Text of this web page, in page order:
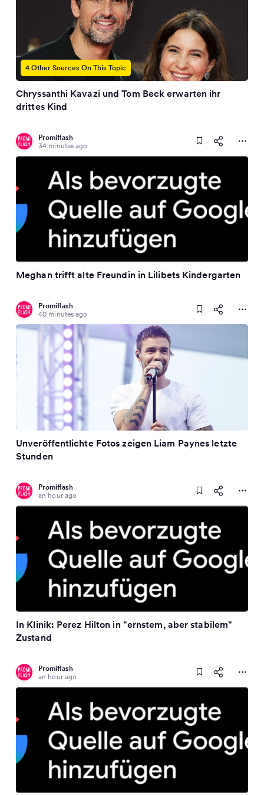
4 Other Sources On This Topic
Chryssanthi Kavazi und Tom Beck erwarten ihr
drittes Kind
Promiflash
34 minutes ago
Meghan trifft alte Freundin in Lilibets Kindergarten
Promiflash
40 minutes ago
Unveröffentlichte Fotos zeigen Liam Paynes letzte
Stunden
Promiflash
an hour ago
In Klinik: Perez Hilton in "ernstem, aber stabilem"
Zustand
Promiflash
an hour ago